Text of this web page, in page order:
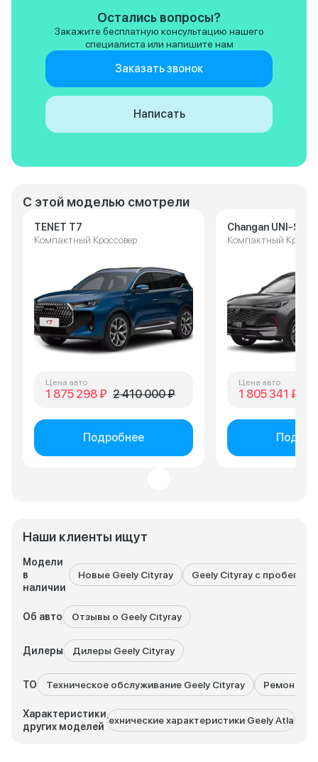
Наши клиенты ищут
Модели
в
наличии
Новые Geely Cityray Geely Cityray с пробегом
Об авто Отзывы о Geely Cityray
Дилеры Дилеры Geely Cityray
ТО Техническое обслуживание Geely Cityray Ремонт
Характеристики
других моделей
Технические характеристики Geely Atlas
С этой моделью смотрели
TENET T7
Компактный Кроссовер
Цена авто
1 875 298 ₽ 2 410 000 ₽
Подробнее
Changan UNI-S
Компактный
Цена авто
1 805 341 ₽
Остались вопросы?
Закажите бесплатную консультацию нашего
специалиста или напишите нам
Заказать звонок
Написать